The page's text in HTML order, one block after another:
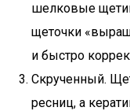
шелковые
щеточки
и быстро
Скрученный.
ресниц, а